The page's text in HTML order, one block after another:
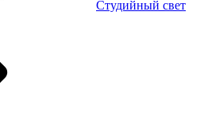
Студийный свет